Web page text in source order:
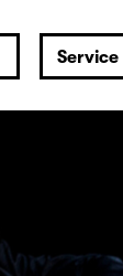
Service